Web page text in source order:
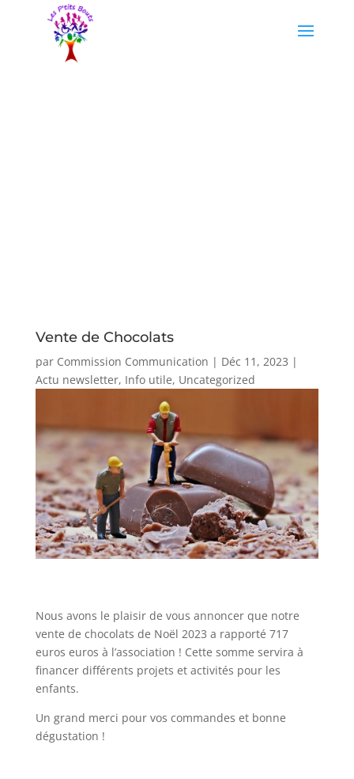
Vente de Chocolats
par Commission Communication | Déc 11, 2023 |
Actu newsletter, Info utile, Uncategorized
Nous avons le plaisir de vous annoncer que notre
vente de chocolats de Noël 2023 a rapporté 717
euros euros à l’association ! Cette somme servira à
financer différents projets et activités pour les
enfants.
Un grand merci pour vos commandes et bonne
dégustation !